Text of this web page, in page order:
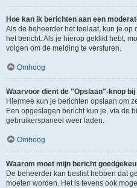
Hoe kan ik berichten aan een
Als de beheerder het toelaat, kun je
het bericht. Als je hierop geklikt hebt,
volgen om de melding te versturen.
Omhoog
Waarvoor dient de "Opslaan"-knop
Hiermee kun je berichten opslaan om
Een opgeslagen bericht kun je, via de
gebruikerspaneel weer laden.
Omhoog
Waarom moet mijn bericht
De beheerder kan beslist hebben dat
moeten worden. Het is tevens ook